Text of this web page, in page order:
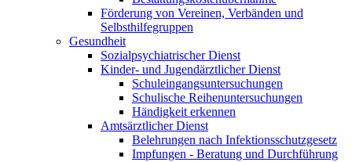
Förderung von Vereinen, Verbänden und
Selbsthilfegruppen
Gesundheit
Sozialpsychiatrischer Dienst
Kinder- und Jugendärztlicher Dienst
Schuleingangsuntersuchungen
Schulische Reihenuntersuchungen
Händigkeit erkennen
Amtsärztlicher Dienst
Belehrungen nach Infektionsschutzgesetz
Impfungen - Beratung und Durchführung